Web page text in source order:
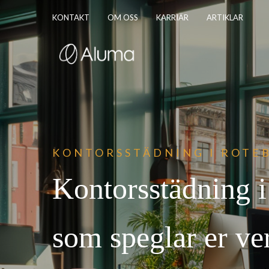
KONTAKT OM OSS KARRIÄR ARTIKLAR
KONTORSSTÄDNING I
Kontorsstädning
som speglar er